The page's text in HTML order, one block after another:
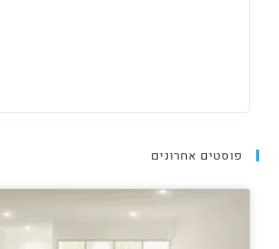
פוסטים אחרונים